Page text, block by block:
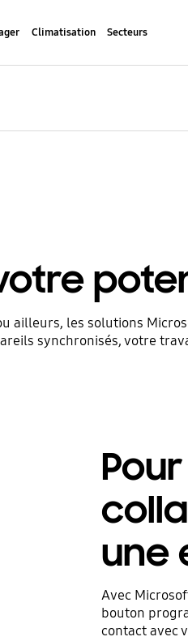
Climatisation Secteurs
ailleurs, les solutions
synchronisés, votre
une
Avec
bouton
contact avec